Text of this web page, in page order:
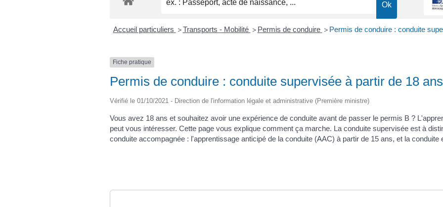
Accueil particuliers > Transports - Mobilité > Permis de conduire > Permis de conduire : conduite
Fiche pratique
Permis de conduire : conduite supervisée à partir de 18 ans
Vérifié le 01/10/2021 - Direction de l'information légale et administrative (Première ministre)
Vous avez 18 ans et souhaitez avoir une expérience de conduite avant de passer le permis B ?
peut vous intéresser. Cette page vous explique comment ça marche. La conduite supervisée est à
conduite accompagnée : l'apprentissage anticipé de la conduite (AAC) à partir de 15 ans, et la conduite